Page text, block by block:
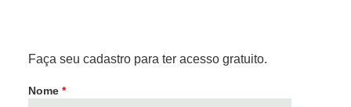
Faça seu cadastro para ter acesso gratuito.
Nome *